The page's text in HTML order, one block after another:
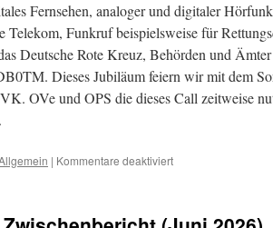
Fernsehen, analoger und digitaler
Funkruf beispielsweise für
Deutsche Rote Kreuz, Behörden und
Dieses Jubiläum feiern wir mit dem
OVe und OPS die dieses Call zeitweise
| Kommentare deaktiviertfür